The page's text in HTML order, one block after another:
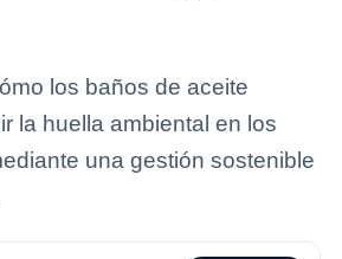
los baños de aceite
la huella ambiental en los
una gestión sostenible